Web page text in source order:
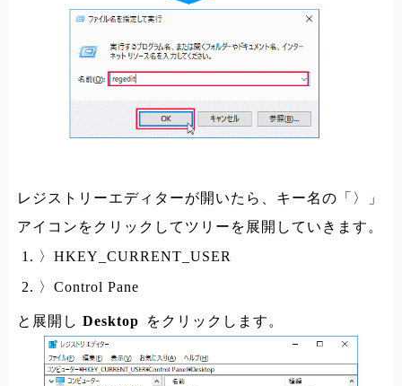
レジストリーエディターが開いたら、キー名の「〉」
アイコンをクリックしてツリーを展開していきます。
〉HKEY_CURRENT_USER
〉Control Pane
と展開し Desktop をクリックします。